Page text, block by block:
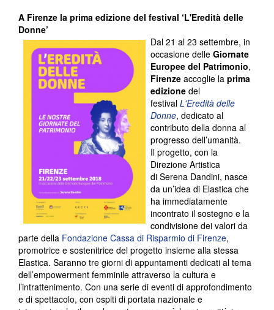
A Firenze la prima edizione del festival ‘L'Eredità delle
Donne’
Dal 21 al 23 settembre, in
occasione delle Giornate
Europee del Patrimonio,
Firenze accoglie la prima
edizione del
festival L'Eredità delle
Donne, dedicato al
contributo della donna al
progresso dell’umanità.
Il progetto, con la
Direzione Artistica
di Serena Dandini, nasce
da un’idea di Elastica che
ha immediatamente
incontrato il sostegno e la
condivisione dei valori da
parte della Fondazione Cassa di Risparmio di Firenze,
promotrice e sostenitrice del progetto insieme alla stessa
Elastica. Saranno tre giorni di appuntamenti dedicati al tema
dell’empowerment femminile attraverso la cultura e
l’intrattenimento. Con una serie di eventi di approfondimento
e di spettacolo, con ospiti di portata nazionale e